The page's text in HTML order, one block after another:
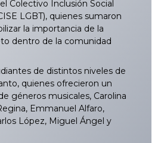
Colectivo Inclusión Social
LGBT), quienes sumaron
la importancia de la
dentro de la comunidad
de distintos niveles de
quienes ofrecieron un
géneros musicales, Carolina
Emmanuel Alfaro,
López, Miguel Ángel y